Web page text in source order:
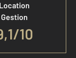
Location
Gestion
10